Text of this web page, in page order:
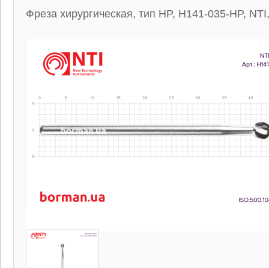
Фреза хирургическая, тип HP, H141-035-HP,